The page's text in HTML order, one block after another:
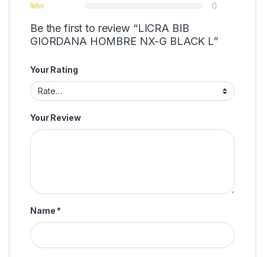
0
Be the first to review “LICRA BIB
GIORDANA HOMBRE NX-G BLACK L”
Your Rating
Your Review
Name *